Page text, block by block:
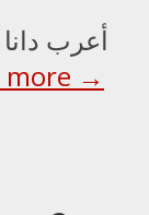
أعرب
more →